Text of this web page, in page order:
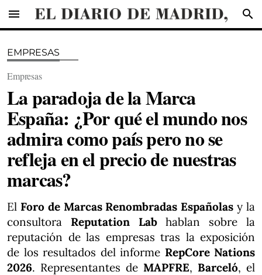
menu search
EMPRESAS
Empresas
La paradoja de la Marca
España: ¿Por qué el mundo nos
admira como país pero no se
refleja en el precio de nuestras
marcas?
El Foro de Marcas Renombradas Españolas y la
consultora Reputation Labhablan sobre la
reputación de las empresas tras la exposición
de los resultados del informe RepCore Nations
2026. Representantes de MAPFRE, Barceló, el